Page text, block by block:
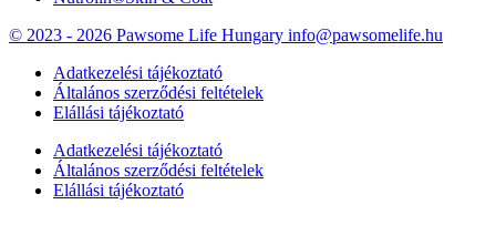
© 2023 - 2026 Pawsome Life Hungary info@pawsomelife.hu
Adatkezelési tájékoztató
Általános szerződési feltételek
Elállási tájékoztató
Adatkezelési tájékoztató
Általános szerződési feltételek
Elállási tájékoztató